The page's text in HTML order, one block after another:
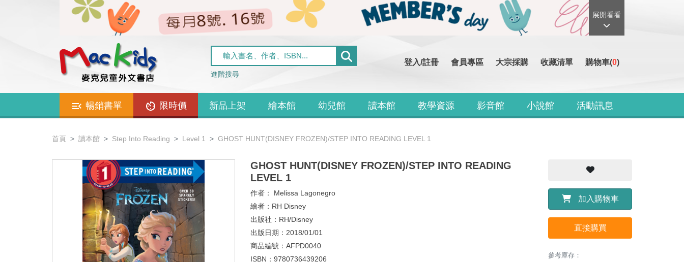
展開看看
進階搜尋
登入/註冊 會員專區 大宗採購 收藏清單 購物車(0)
暢銷書單 限時價 新品上架 繪本館 幼兒館 讀本館 教學資源 影音館 小說館 活動訊息
首頁 讀本館 Step Into Reading Level 1 GHOST HUNT(DISNEY FROZEN)/STEP INTO READING LEVEL 1
GHOST HUNT(DISNEY FROZEN)/STEP INTO READING
LEVEL 1
作者： Melissa Lagonegro
繪者： RH Disney
出版社： RH/Disney
出版日期： 2018/01/01
商品編號： AFPD0040
ISBN： 9780736439206
加入購物車
直接購買
參考庫存：